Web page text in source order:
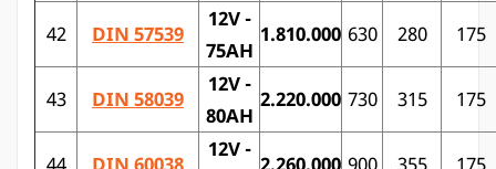
42 DIN 57539
12V -
75AH
1.810.000 630 280 175
43 DIN 58039
12V -
80AH
2.220.000 730 315 175
12V -